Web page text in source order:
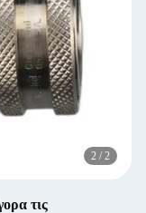
2 / 2
τις